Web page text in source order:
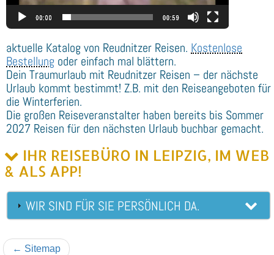
aktuelle Katalog von Reudnitzer Reisen. Kostenlose
Bestellung oder einfach mal blättern.
Dein Traumurlaub mit Reudnitzer Reisen – der nächste
Urlaub kommt bestimmt! Z.B. mit den Reiseangeboten für
die Winterferien.
Die großen Reiseveranstalter haben bereits bis Sommer
2027 Reisen für den nächsten Urlaub buchbar gemacht.
IHR REISEBÜRO IN LEIPZIG, IM WEB
& ALS APP!
WIR SIND FÜR SIE PERSÖNLICH DA.
← Sitemap